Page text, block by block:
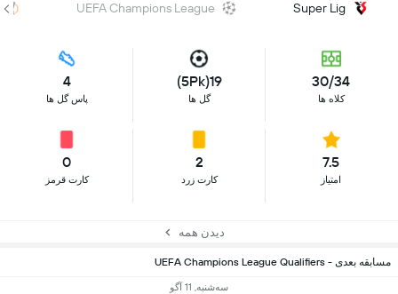
Super Lig
UEFA Champions League
30/34
کلاه ها
19(5Pk)
گل ها
4
پاس گل ها
7.5
امتیاز
2
کارت زرد
0
کارت قرمز
دیدن همه
مسابقه بعدی - UEFA Champions League Qualifiers
سه‌شنبه, 11 آگو